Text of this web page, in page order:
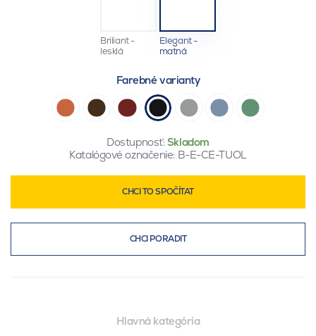
Briliant -
lesklá
Elegant -
matná
Farebné varianty
Dostupnosť:Skladom
Katalógové označenie: B-E-CE-TUOL
CHCI TO SPOČÍTAT
CHCI PORADIT
Hlavná kategória